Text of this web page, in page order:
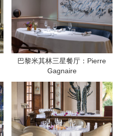
巴黎米其林三星餐厅：Pierre
Gagnaire